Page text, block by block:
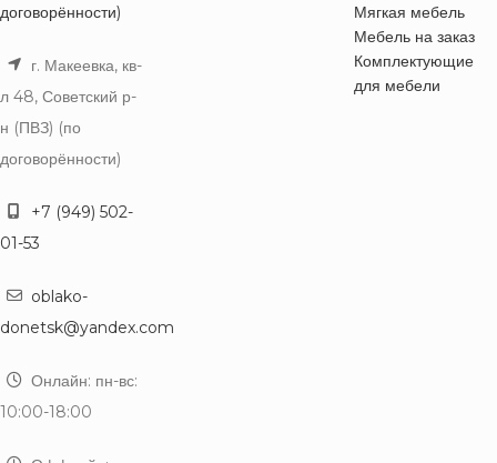
договорённости)
г. Макеевка, кв-
л 48, Советский р-
н (ПВЗ) (по
договорённости)
+7 (949) 502-
01-53
oblako-
donetsk@yandex.com
Онлайн: пн-вс:
10:00-18:00
Мягкая мебель
Мебель на заказ
Комплектующие
для мебели